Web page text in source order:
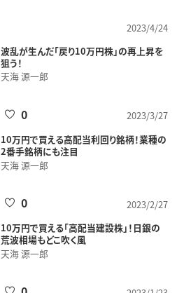
2023/4/24
波乱が生んだ「戻り10万円株」の再上昇を
狙う！
天海 源一郎
2023/3/27
0
10万円で買える高配当利回り銘柄！業種の
2番手銘柄にも注目
天海 源一郎
2023/2/27
0
10万円で買える「高配当建設株」！日銀の
荒波相場もどこ吹く風
天海 源一郎